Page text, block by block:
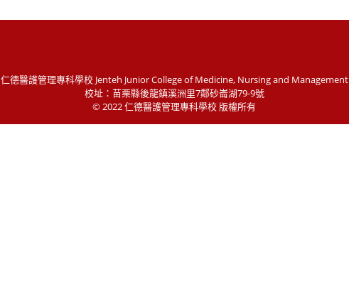
仁德醫護管理專科學校 Jenteh Junior College of Medicine, Nursing and Management
校址：苗栗縣後龍鎮溪洲里7鄰砂崙湖79-9號
© 2022 仁德醫護管理專科學校 版權所有